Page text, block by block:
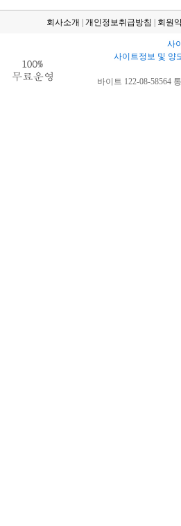
회사소개 개인정보취급방침 회원
사
사이트정보 및 양
바이트 122-08-58564